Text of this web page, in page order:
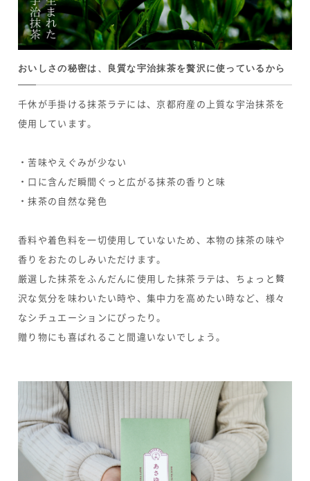
おいしさの秘密は、良質な宇治抹茶を贅沢に使っているから
千休が手掛ける抹茶ラテには、京都府産の上質な宇治抹茶を
使用しています。
・苦味やえぐみが少ない
・口に含んだ瞬間ぐっと広がる抹茶の香りと味
・抹茶の自然な発色
香料や着色料を一切使用していないため、本物の抹茶の味や
香りをおたのしみいただけます。
厳選した抹茶をふんだんに使用した抹茶ラテは、ちょっと贅
沢な気分を味わいたい時や、集中力を高めたい時など、様々
なシチュエーションにぴったり。
贈り物にも喜ばれること間違いないでしょう。